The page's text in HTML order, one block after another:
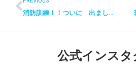
消防訓練！！ついに 出ました！９９点！！
公式インスタ